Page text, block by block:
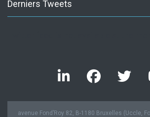
Derniers Tweets
avenue Fond’Roy 82, B-1180 Bruxelles (Uccle,